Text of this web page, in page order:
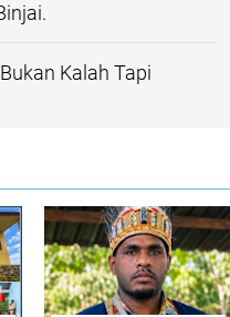
Kalah Tapi